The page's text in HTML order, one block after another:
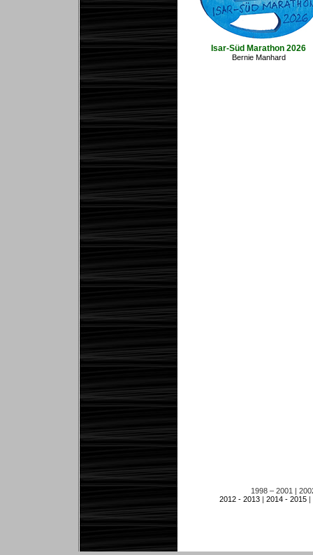
Isar-Süd Marathon 2026
Bernie Manhard
1998 – 2001 |
2012 - 2013 | 2014 - 2015 |